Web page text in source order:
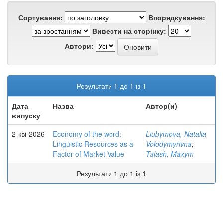
Сортування:
Впорядкування:
Вивести на сторінку:
Автори:
Результати 1 до 1 із 1
Дата
випуску
Назва Автор(и)
2-кві-2026
Economy of the word:
Linguistic Resources as a
Factor of Market Value
Liubymova, Natalia
Volodymyrivna;
Talash, Maxym
Результати 1 до 1 із 1